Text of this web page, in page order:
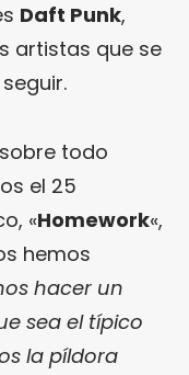
Daft Punk,
artistas que se
todo
el 25
«Homework«,
hemos
hacer un
sea el típico
la píldora